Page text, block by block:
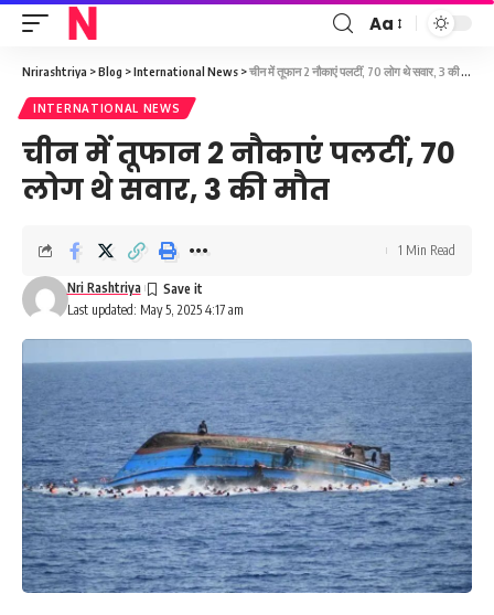
Font
Resizer
Aa
Nrirashtriya >Blog >International News >चीन में तूफान 2 नौकाएं पलटीं, 70 लोग थे सवार, 3 की मौत
INTERNATIONAL NEWS
चीन में तूफान 2 नौकाएं पलटीं, 70
लोग थे सवार, 3 की मौत
Last updated: May 5, 2025 4:17 am
Nri Rashtriya
1 Min Read